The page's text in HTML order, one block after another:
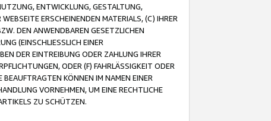
ENTWICKLUNG, GESTALTUNG,
ERSCHEINENDEN MATERIALS, (C) IHRER
DEN ANWENDBAREN GESETZLICHEN
(EINSCHLIESSLICH EINER
DER EINTREIBUNG ODER ZAHLUNG IHRER
ODER (F) FAHRLÄSSIGKEIT ODER
KÖNNEN IM NAMEN EINER
VORNEHMEN, UM EINE RECHTLICHE
ZU SCHÜTZEN.